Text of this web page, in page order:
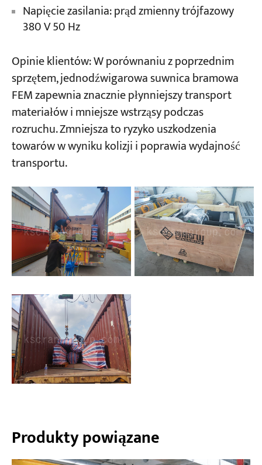
Napięcie zasilania: prąd zmienny trójfazowy
380 V 50 Hz
Opinie klientów: W porównaniu z poprzednim
sprzętem, jednodźwigarowa suwnica bramowa
FEM zapewnia znacznie płynniejszy transport
materiałów i mniejsze wstrząsy podczas
rozruchu. Zmniejsza to ryzyko uszkodzenia
towarów w wyniku kolizji i poprawia wydajność
transportu.
Produkty powiązane